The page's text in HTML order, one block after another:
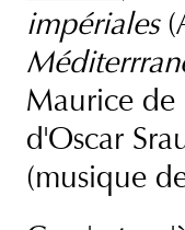
impériales
Maurice de
d'Oscar
(musique